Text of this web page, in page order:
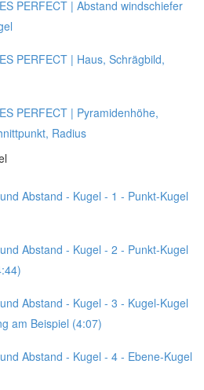
PERFECT | Abstand windschiefer
PERFECT | Haus, Schrägbild,
PERFECT | Pyramidenhöhe,
Radius
Abstand - Kugel - 1 - Punkt-Kugel
Abstand - Kugel - 2 - Punkt-Kugel
Abstand - Kugel - 3 - Kugel-Kugel
am Beispiel (4:07)
Abstand - Kugel - 4 - Ebene-Kugel